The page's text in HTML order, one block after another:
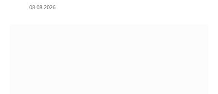
08.08.2026